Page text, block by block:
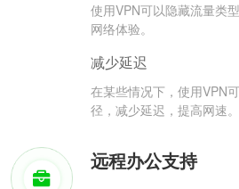
使用VPN可以隐藏流量类
网络体验。
减少延迟
在某些情况下，使用VPN
径，减少延迟，提高网速。
远程办公支持